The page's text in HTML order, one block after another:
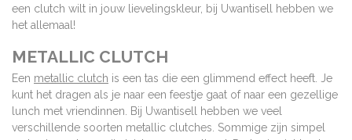
een clutch wilt in jouw lievelingskleur, bij Uwantisell hebben we
het allemaal!
METALLIC CLUTCH
Een metallic clutch is een tas die een glimmend effect heeft. Je
kunt het dragen als je naar een feestje gaat of naar een gezellige
lunch met vriendinnen. Bij Uwantisell hebben we veel
verschillende soorten metallic clutches. Sommige zijn simpel